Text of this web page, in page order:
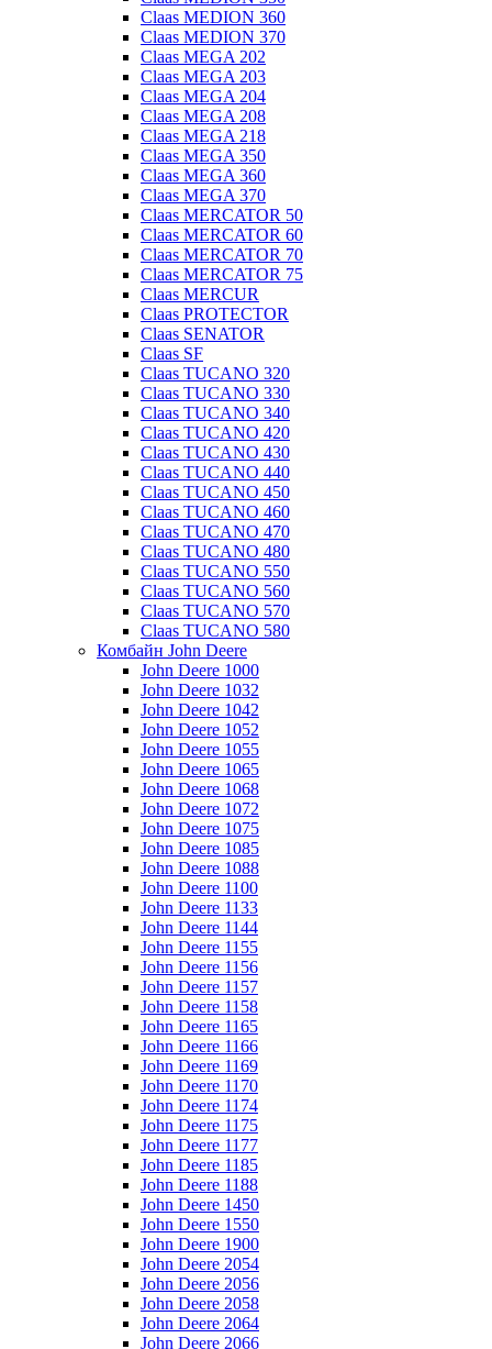
Claas MEDION 360
Claas MEDION 370
Claas MEGA 202
Claas MEGA 203
Claas MEGA 204
Claas MEGA 208
Claas MEGA 218
Claas MEGA 350
Claas MEGA 360
Claas MEGA 370
Claas MERCATOR 50
Claas MERCATOR 60
Claas MERCATOR 70
Claas MERCATOR 75
Claas MERCUR
Claas PROTECTOR
Claas SENATOR
Claas SF
Claas TUCANO 320
Claas TUCANO 330
Claas TUCANO 340
Claas TUCANO 420
Claas TUCANO 430
Claas TUCANO 440
Claas TUCANO 450
Claas TUCANO 460
Claas TUCANO 470
Claas TUCANO 480
Claas TUCANO 550
Claas TUCANO 560
Claas TUCANO 570
Claas TUCANO 580
Комбайн John Deere
John Deere 1000
John Deere 1032
John Deere 1042
John Deere 1052
John Deere 1055
John Deere 1065
John Deere 1068
John Deere 1072
John Deere 1075
John Deere 1085
John Deere 1088
John Deere 1100
John Deere 1133
John Deere 1144
John Deere 1155
John Deere 1156
John Deere 1157
John Deere 1158
John Deere 1165
John Deere 1166
John Deere 1169
John Deere 1170
John Deere 1174
John Deere 1175
John Deere 1177
John Deere 1185
John Deere 1188
John Deere 1450
John Deere 1550
John Deere 1900
John Deere 2054
John Deere 2056
John Deere 2058
John Deere 2064
John Deere 2066